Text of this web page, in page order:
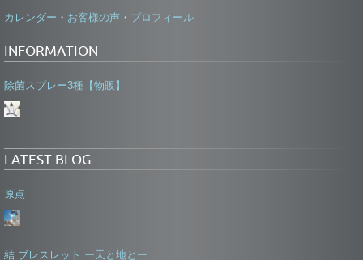
カレンダー ・ お客様の声 ・ プロフィール
INFORMATION
除菌スプレー3種【物販】
LATEST BLOG
原点
結 ブレスレット ー天と地とー